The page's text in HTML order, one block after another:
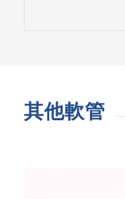
其他軟管